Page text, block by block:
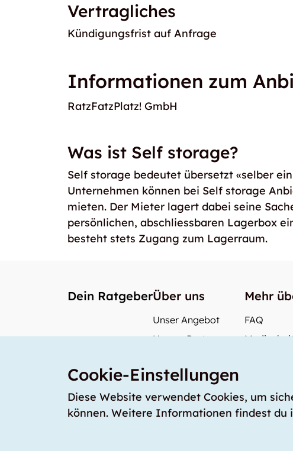
Vertragliches
Kündigungsfrist auf Anfrage
Informationen zum
RatzFatzPlatz! GmbH
Was ist Self storage?
Self storage bedeutet übersetzt «selber
Unternehmen können bei Self storage
mieten. Der Mieter lagert dabei seine
persönlichen, abschliessbaren Lagerbox
besteht stets Zugang zum Lagerraum.
Dein RatgeberÜber uns
Unser Angebot
Unsere Partner
Unsere Preise
storabble Schweiz
storabble Österreich
Mehr
FAQ
Cookie-Einstellungen
Diese Website verwendet Cookies, um
können. Weitere Informationen findest du